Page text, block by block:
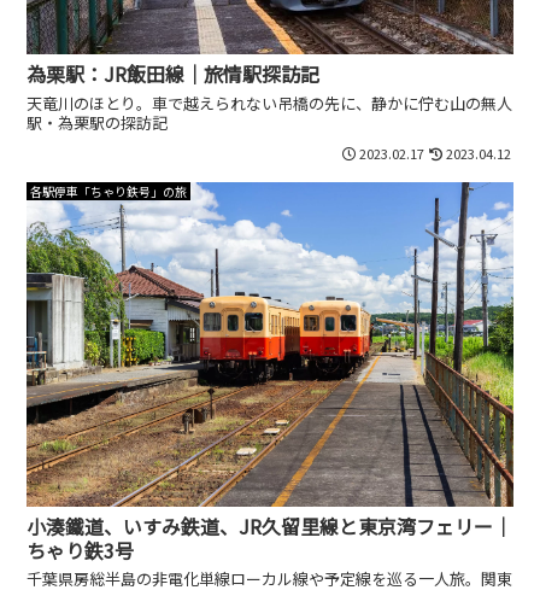
為栗駅：JR飯田線｜旅情駅探訪記
天竜川のほとり。車で越えられない吊橋の先に、静かに佇む山の無人
駅・為栗駅の探訪記
2023.02.17 2023.04.12
各駅停車「ちゃり鉄号」の旅
小湊鐵道、いすみ鉄道、JR久留里線と東京湾フェリー｜
ちゃり鉄3号
千葉県房総半島の非電化単線ローカル線や予定線を巡る一人旅。関東